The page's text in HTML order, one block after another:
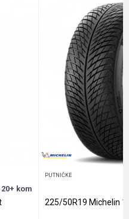
je 4 + 1 :
20+ kom
PUTNIČKE
225/50R19 Michelin